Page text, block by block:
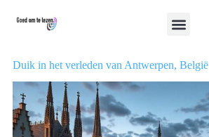
Duik in het verleden van Antwerpen, België